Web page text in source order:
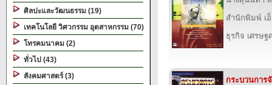
ศิลปะและวัฒนธรรม (19)
เทคโนโลยี วิศวกรรม อุตสาหกรรม (70)
โทรคมนาคม (2)
ทั่วไป (43)
สังคมศาสตร์ (3)
สำนักพิมพ์ เ
ธุรกิจ เศรษฐ
กระบวนการ